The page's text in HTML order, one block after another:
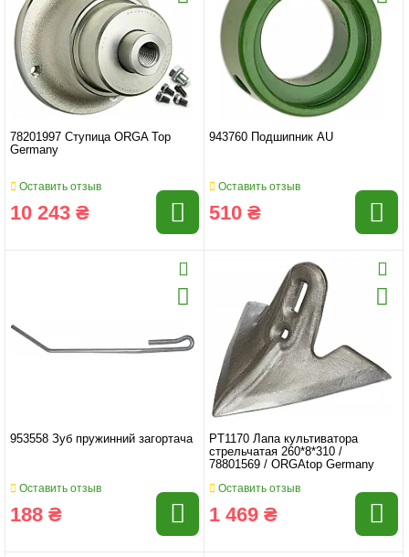
78201997 Ступица ORGA Top
Germany
Оставить отзыв
10 243 ₴
943760 Подшипник AU
Оставить отзыв
510 ₴
953558 Зуб пружинний загортача
Оставить отзыв
188 ₴
PT1170 Лапа культиватора
стрельчатая 260*8*310 /
78801569 / ORGAtop Germany
Оставить отзыв
1 469 ₴